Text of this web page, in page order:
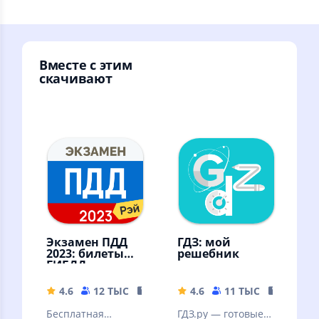
Вместе с этим
скачивают
Экзамен ПДД
2023: билеты
ГИБДД
4.6 12 ТЫС
42.85 MB
Бесплатная
ГДЗ: мой
решебник
4.6 11 ТЫС
ГДЗ.ру — готовые